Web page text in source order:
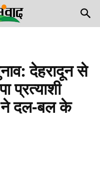
देहरादून से
प्रत्याशी
ने दल-बल के